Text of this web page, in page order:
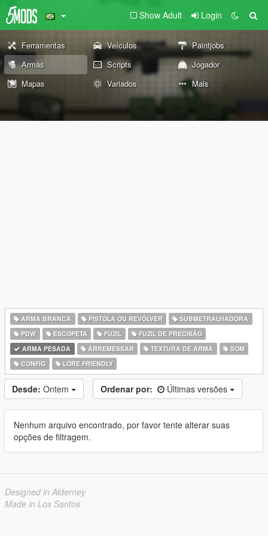
Show Adult Login
Ferramentas Veículos
Paintjobs
Armas
Scripts
Jogador
Mapas
Variados Mais
ARMA BRANCA PISTOLA OU REVÓLVER
SUBMETRALHADORA
PDW
ESCOPETA FUZIL
FUZIL DE PRECISÃO
ARMA PESADA
ARREMESSAR TEXTURA DE ARMA
SOM
CONFIG
LORE FRIENDLY
Desde: Ontem Ordenar por: Últimas versões
Nenhum arquivo encontrado, por favor tente alterar suas
opções de filtragem.
Designed in Alderney
Made in Los Santos